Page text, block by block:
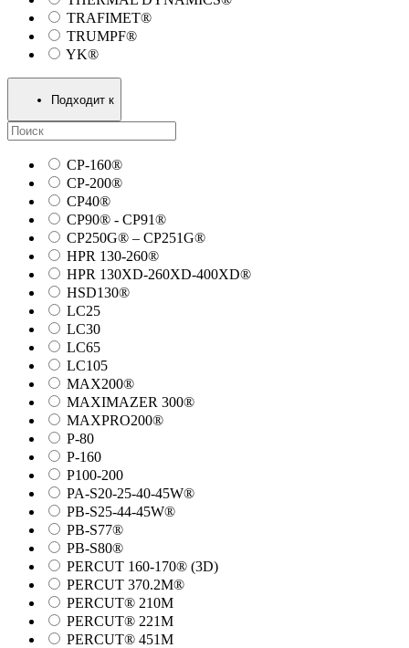
TRAFIMET®
TRUMPF®
YK®
Подходит к
CP-160®
CP-200®
CP40®
CP90® - СP91®
CP250G® – CP251G®
HPR 130-260®
HPR 130XD-260XD-400XD®
HSD130®
LC25
LC30
LC65
LC105
MAX200®
MAXIMAZER 300®
MAXPRO200®
P-80
P-160
P100-200
PA-S20-25-40-45W®
PB-S25-44-45W®
PB-S77®
PB-S80®
PERCUT 160-170® (3D)
PERCUT 370.2M®
PERCUT® 210M
PERCUT® 221M
PERCUT® 451M